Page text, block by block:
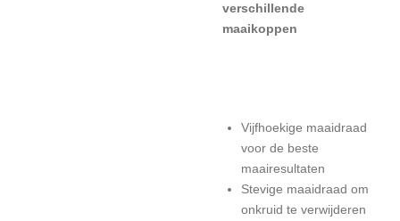
verschillende
maaikoppen
Vijfhoekige maaidraad
voor de beste
maairesultaten
Stevige maaidraad om
onkruid te verwijderen